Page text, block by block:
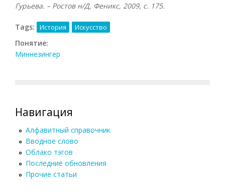
Гурьева. – Ростов н/Д, Феникс, 2009, с. 175.
Tags: История Искусство
Понятие:
Миннезингер
Навигация
Алфавитный справочник
Вводное слово
Облако тэгов
Последние обновления
Прочие статьи